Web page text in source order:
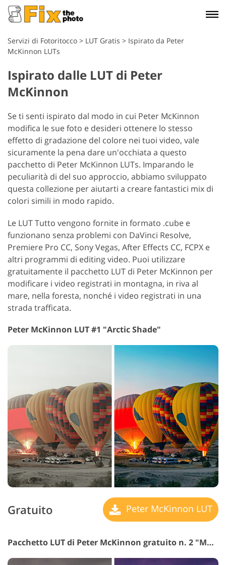
Servizi di Fotoritocco > LUT Gratis > Ispirato da Peter
McKinnon LUTs
Ispirato dalle LUT di Peter
McKinnon
Se ti senti ispirato dal modo in cui Peter McKinnon
modifica le sue foto e desideri ottenere lo stesso
effetto di gradazione del colore nei tuoi video, vale
sicuramente la pena dare un'occhiata a questo
pacchetto di Peter McKinnon LUTs. Imparando le
peculiarità di del suo approccio, abbiamo sviluppato
questa collezione per aiutarti a creare fantastici mix di
colori simili in modo rapido.
Le LUT Tutto vengono fornite in formato .cube e
funzionano senza problemi con DaVinci Resolve,
Premiere Pro CC, Sony Vegas, After Effects CC, FCPX e
altri programmi di editing video. Puoi utilizzare
gratuitamente il pacchetto LUT di Peter McKinnon per
modificare i video registrati in montagna, in riva al
mare, nella foresta, nonché i video registrati in una
strada trafficata.
Peter McKinnon LUT #1 "Arctic Shade"
Gratuito Peter McKinnon LUT
Pacchetto LUT di Peter McKinnon gratuito n. 2 "Matte"